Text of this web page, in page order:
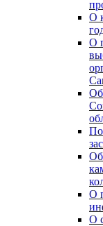
О
О
Об
Об
О
О